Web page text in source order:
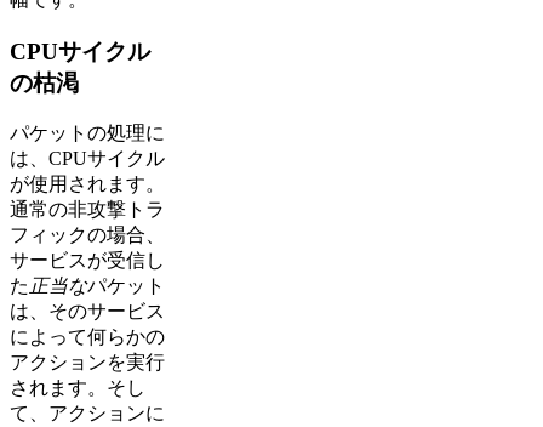
CPUサイクル
の枯渇
パケットの処理に
は、CPUサイクル
が使用されます。
通常の非攻撃トラ
フィックの場合、
サービスが受信し
た 正当なパケット
は、そのサービス
によって何らかの
アクションを実行
されます。そし
て、アクションに